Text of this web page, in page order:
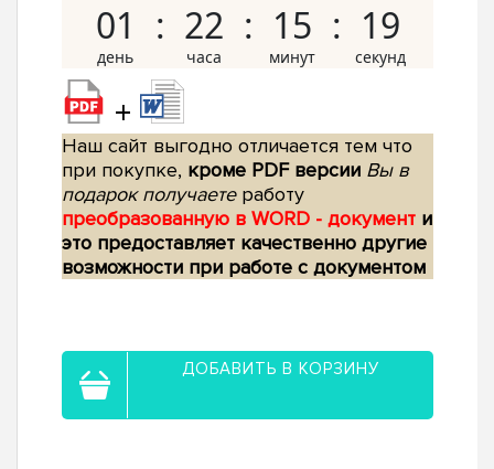
01 22 15 18
+
Наш сайт выгодно отличается тем что
при покупке, кроме PDF версии Вы в
подарок получаетеработу
преобразованную в WORD - документ и
это предоставляет качественно другие
возможности при работе с документом
ДОБАВИТЬ В КОРЗИНУ